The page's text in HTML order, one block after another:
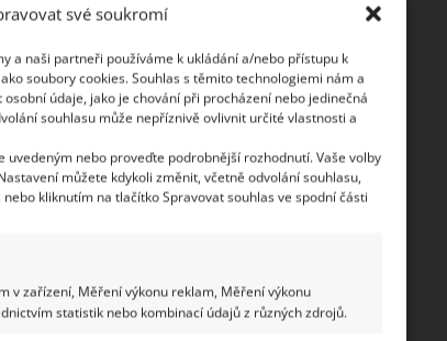
své soukromí
a naši partneři používáme k ukládání a/nebo přístupu k
soubory cookies. Souhlas s těmito technologiemi nám a
údaje, jako je chování při procházení nebo jedinečná
souhlasu může nepříznivě ovlivnit určité vlastnosti a
uvedeným nebo proveďte podrobnější rozhodnutí. Vaše volby
můžete kdykoli změnit, včetně odvolání souhlasu,
kliknutím na tlačítko Spravovat souhlas ve spodní části
v zařízení, Měření výkonu reklam, Měření výkonu
statistik nebo kombinací údajů z různých zdrojů.